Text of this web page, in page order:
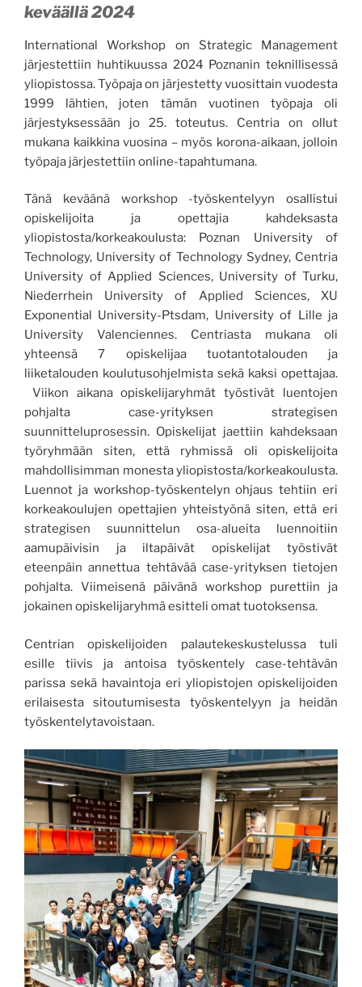
keväällä 2024
International Workshop on Strategic Management
järjestettiin huhtikuussa 2024 Poznanin teknillisessä
yliopistossa. Työpaja on järjestetty vuosittain vuodesta
1999 lähtien, joten tämän vuotinen työpaja oli
järjestyksessään jo 25. toteutus. Centria on ollut
mukana kaikkina vuosina – myös korona-aikaan, jolloin
työpaja järjestettiin online-tapahtumana.
Tänä keväänä workshop -työskentelyyn osallistui
opiskelijoita ja opettajia kahdeksasta
yliopistosta/korkeakoulusta: Poznan University of
Technology, University of Technology Sydney, Centria
University of Applied Sciences, University of Turku,
Niederrhein University of Applied Sciences, XU
Exponential University-Ptsdam, University of Lille ja
University Valenciennes. Centriasta mukana oli
yhteensä 7 opiskelijaa tuotantotalouden ja
liiketalouden koulutusohjelmista sekä kaksi opettajaa.
Viikon aikana opiskelijaryhmät työstivät luentojen
pohjalta case-yrityksen strategisen
suunnitteluprosessin. Opiskelijat jaettiin kahdeksaan
työryhmään siten, että ryhmissä oli opiskelijoita
mahdollisimman monesta yliopistosta/korkeakoulusta.
Luennot ja workshop-työskentelyn ohjaus tehtiin eri
korkeakoulujen opettajien yhteistyönä siten, että eri
strategisen suunnittelun osa-alueita luennoitiin
aamupäivisin ja iltapäivät opiskelijat työstivät
eteenpäin annettua tehtävää case-yrityksen tietojen
pohjalta. Viimeisenä päivänä workshop purettiin ja
jokainen opiskelijaryhmä esitteli omat tuotoksensa.
Centrian opiskelijoiden palautekeskustelussa tuli
esille tiivis ja antoisa työskentely case-tehtävän
parissa sekä havaintoja eri yliopistojen opiskelijoiden
erilaisesta sitoutumisesta työskentelyyn ja heidän
työskentelytavoistaan.